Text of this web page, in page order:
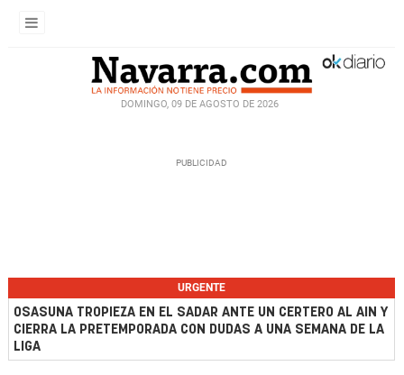
DOMINGO, 09 DE AGOSTO DE 2026
URGENTE
OSASUNA TROPIEZA EN EL SADAR ANTE UN CERTERO AL AIN Y
CIERRA LA PRETEMPORADA CON DUDAS A UNA SEMANA DE LA
LIGA